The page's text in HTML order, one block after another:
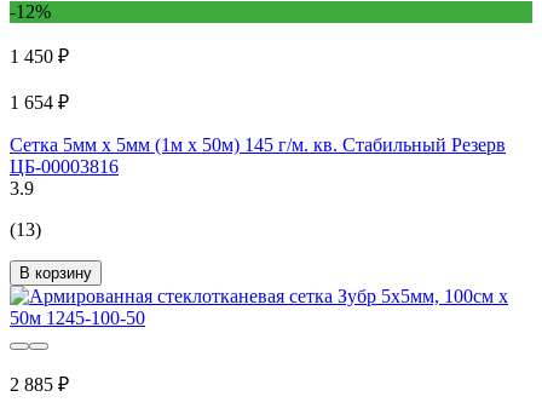
-12%
1 450 ₽
1 654 ₽
Сетка 5мм х 5мм (1м х 50м) 145 г/м. кв. Стабильный Резерв
ЦБ-00003816
3.9
(13)
В корзину
2 885 ₽